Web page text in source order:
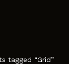
tagged “Grid”